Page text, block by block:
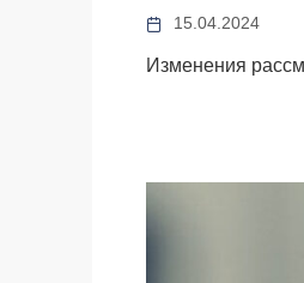
15.04.2024
Изменения